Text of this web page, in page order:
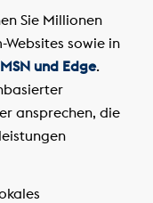
Sie Millionen
sowie in
und Edge.
ansprechen, die